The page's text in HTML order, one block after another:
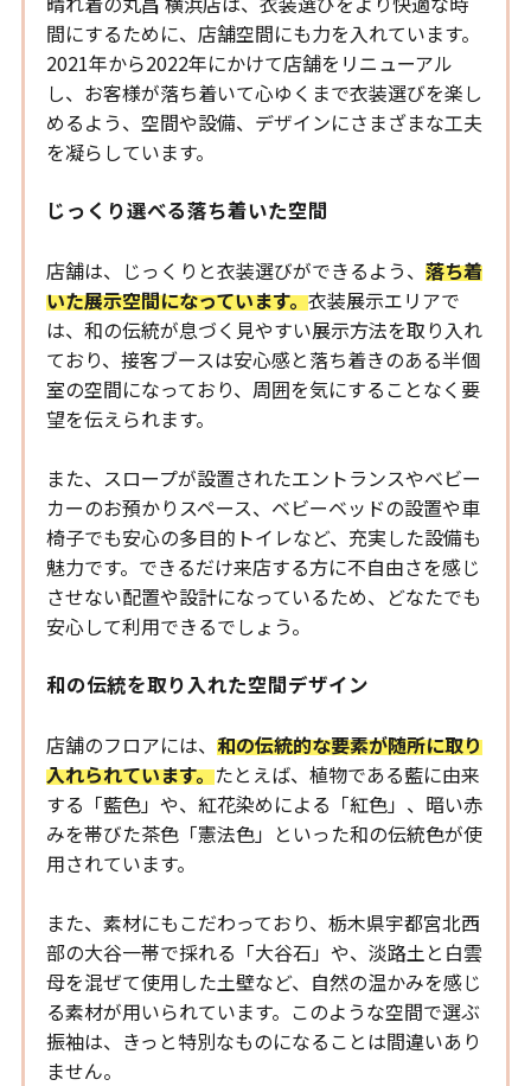
間にするために、店舗空間にも力を入れています。
2021年から2022年にかけて店舗をリニューアル
し、お客様が落ち着いて心ゆくまで衣装選びを楽し
めるよう、空間や設備、デザインにさまざまな工夫
を凝らしています。
じっくり選べる落ち着いた空間
店舗は、じっくりと衣装選びができるよう、 落ち着
いた展示空間になっています。衣装展示エリアで
は、和の伝統が息づく見やすい展示方法を取り入れ
ており、接客ブースは安心感と落ち着きのある半個
室の空間になっており、周囲を気にすることなく要
望を伝えられます。
また、スロープが設置されたエントランスやベビー
カーのお預かりスペース、ベビーベッドの設置や車
椅子でも安心の多目的トイレなど、充実した設備も
魅力です。できるだけ来店する方に不自由さを感じ
させない配置や設計になっているため、どなたでも
安心して利用できるでしょう。
和の伝統を取り入れた空間デザイン
店舗のフロアには、 和の伝統的な要素が随所に取り
入れられています。たとえば、植物である藍に由来
する「藍色」や、紅花染めによる「紅色」、暗い赤
みを帯びた茶色「憲法色」といった和の伝統色が使
用されています。
また、素材にもこだわっており、栃木県宇都宮北西
部の大谷一帯で採れる「大谷石」や、淡路土と白雲
母を混ぜて使用した土壁など、自然の温かみを感じ
る素材が用いられています。このような空間で選ぶ
振袖は、きっと特別なものになることは間違いあり
ません。